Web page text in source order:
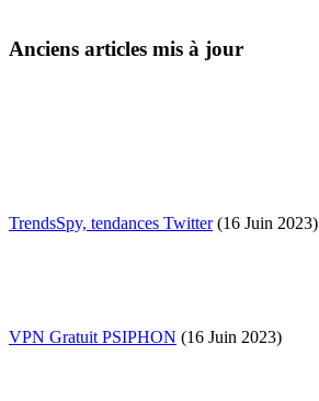
Anciens articles mis à jour
TrendsSpy, tendances Twitter(16 Juin 2023)
VPN Gratuit PSIPHON (16 Juin 2023)